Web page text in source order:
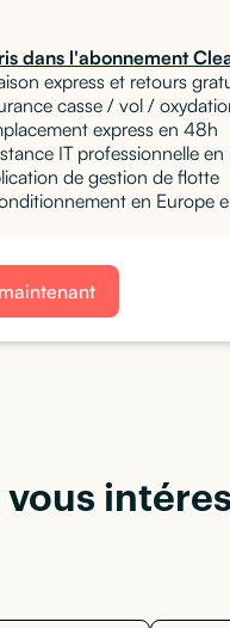
dans l'abonnement
express et retours
casse / vol /
express en 48h
IT professionnelle en
de gestion de flotte
en Europe